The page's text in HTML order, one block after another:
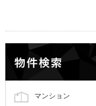
マンション